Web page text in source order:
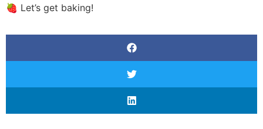
🍓 Let’s get baking!